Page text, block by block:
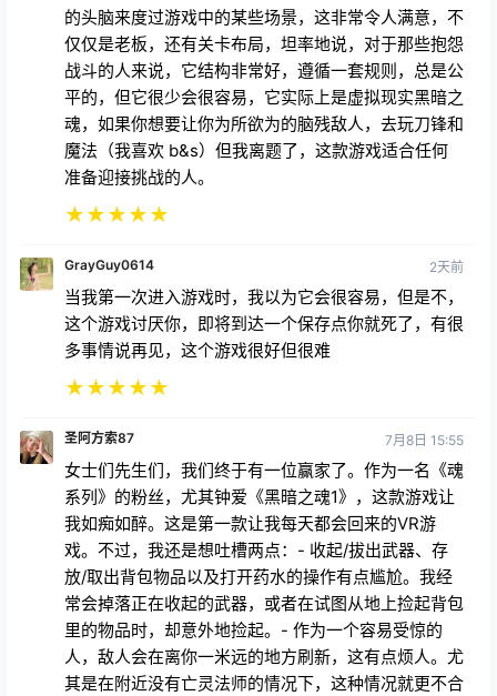
的头脑来度过游戏中的某些场景，这非常令人满意，不
仅仅是老板，还有关卡布局，坦率地说，对于那些抱怨
战斗的人来说，它结构非常好，遵循一套规则，总是公
平的，但它很少会很容易，它实际上是虚拟现实黑暗之
魂，如果你想要让你为所欲为的脑残敌人，去玩刀锋和
魔法（我喜欢 b&s）但我离题了，这款游戏适合任何
准备迎接挑战的人。
★★★★★
GrayGuy0614 2天前
当我第一次进入游戏时，我以为它会很容易，但是不，
这个游戏讨厌你，即将到达一个保存点你就死了，有很
多事情说再见，这个游戏很好但很难
★★★★★
圣阿方索87 7月8日 15:55
女士们先生们，我们终于有一位赢家了。作为一名《魂
系列》的粉丝，尤其钟爱《黑暗之魂1》，这款游戏让
我如痴如醉。这是第一款让我每天都会回来的VR游
戏。不过，我还是想吐槽两点：- 收起/拔出武器、存
放/取出背包物品以及打开药水的操作有点尴尬。我经
常会掉落正在收起的武器，或者在试图从地上捡起背包
里的物品时，却意外地捡起。- 作为一个容易受惊的
人，敌人会在离你一米远的地方刷新，这有点烦人。尤
其是在附近没有亡灵法师的情况下，这种情况就更不合